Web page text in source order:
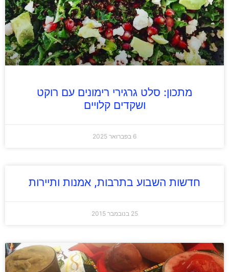
מתכון: סלט גרגירי רימונים עם רוקט
ושקדים קלויים
6 בפברואר 2025
חדשות השבוע בתרבות, אמנות ותיירות
25 בנובמבר 2015